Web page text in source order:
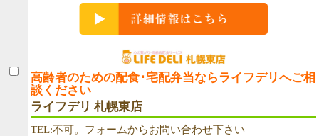
高齢者のための配食･宅配弁当ならライフデリへご相
談ください
ライフデリ 札幌東店
TEL:不可。フォームからお問い合わせ下さい